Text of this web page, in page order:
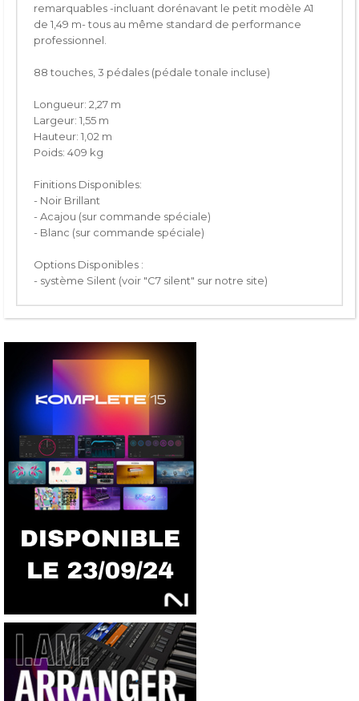
remarquables -incluant dorénavant le petit modèle A1
de 1,49 m- tous au même standard de performance
professionnel.
88 touches, 3 pédales (pédale tonale incluse)
Longueur: 2,27 m
Largeur: 1,55 m
Hauteur: 1,02 m
Poids: 409 kg
Finitions Disponibles:
- Noir Brillant
- Acajou (sur commande spéciale)
- Blanc (sur commande spéciale)
Options Disponibles :
- système Silent (voir "C7 silent" sur notre site)